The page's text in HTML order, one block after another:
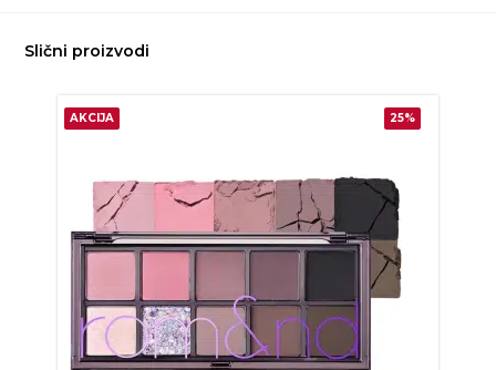
Slični proizvodi
AKCIJA 25%